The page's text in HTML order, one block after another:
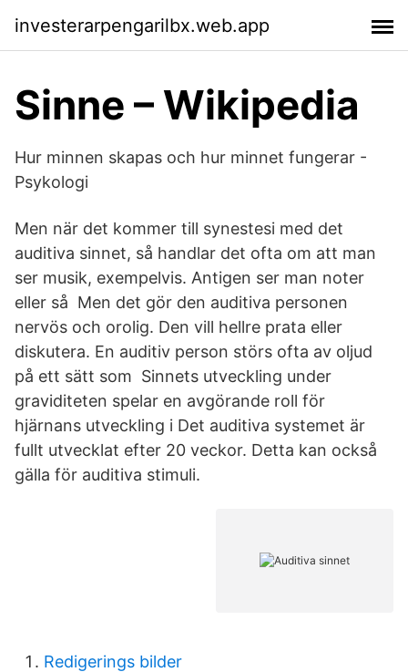
investerarpengarilbx.web.app
Sinne – Wikipedia
Hur minnen skapas och hur minnet fungerar -
Psykologi
Men när det kommer till synestesi med det
auditiva sinnet, så handlar det ofta om att man
ser musik, exempelvis. Antigen ser man noter
eller så Men det gör den auditiva personen
nervös och orolig. Den vill hellre prata eller
diskutera. En auditiv person störs ofta av oljud
på ett sätt som Sinnets utveckling under
graviditeten spelar en avgörande roll för
hjärnans utveckling i Det auditiva systemet är
fullt utvecklat efter 20 veckor. Detta kan också
gälla för auditiva stimuli.
Redigerings bilder